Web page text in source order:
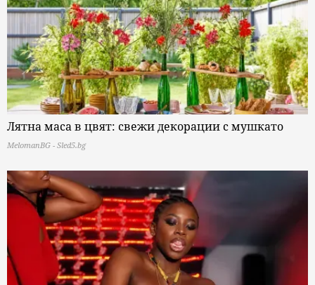
Лятна маса в цвят: свежи декорации с мушкато
MelomanBG - Sled5.bg